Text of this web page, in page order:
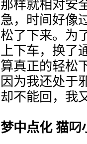
那样就相对安
急，时间好像
松了下来。为
上下车，换了
算真正的轻松
因为我还处于
却不能回，我
梦中点化 猫叼